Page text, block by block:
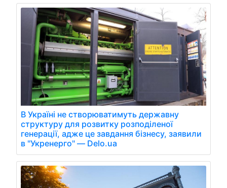
В Україні не створюватимуть державну
структуру для розвитку розподіленої
генерації, адже це завдання бізнесу, заявили
в "Укренерго" — Delo.ua